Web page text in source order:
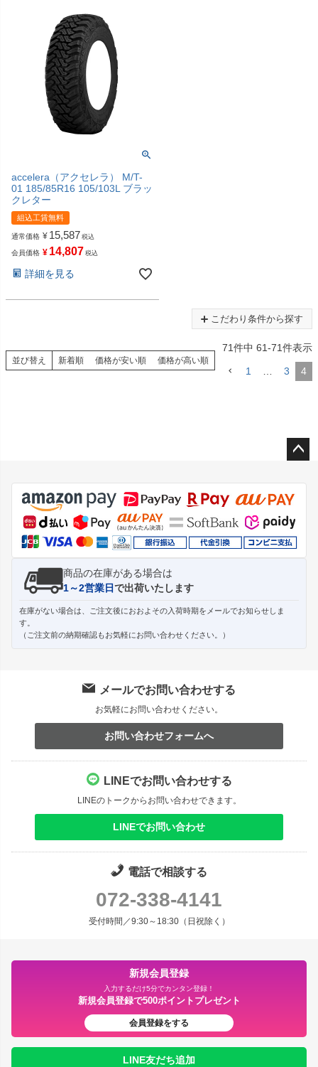
accelera（アクセレラ） M/T-
01 185/85R16 105/103L ブラッ
クレター
組込工賃無料
通常価格 ¥ 15,587 税込
会員価格 ¥ 14,807 税込
詳細を見る
こだわり条件から探す
並び替え 新着順 価格が安い順 価格が高い順
71件中 61-71件表示
1 3 4
ジト
ップ
へ
商品の在庫がある場合は
1～2営業日で出荷いたします
在庫がない場合は、ご注文後におおよその入荷時期をメールでお知らせしま
す。
（ご注文前の納期確認もお気軽にお問い合わせください。）
メールでお問い合わせする
お気軽にお問い合わせください。
お問い合わせフォームへ
LINEでお問い合わせする
LINEのトークからお問い合わせできます。
LINEでお問い合わせ
電話で相談する
072-338-4141
受付時間／9:30～18:30（日祝除く）
新規会員登録
入力するだけ5分でカンタン登録！
新規会員登録で500ポイントプレゼント
会員登録をする
LINE友だち追加